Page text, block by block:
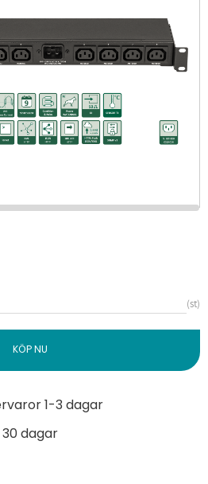
st
1-3 dagar
dagar